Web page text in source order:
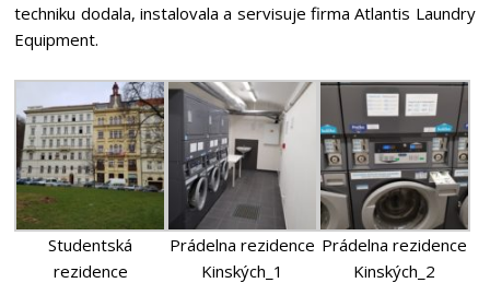
techniku dodala, instalovala a servisuje firma Atlantis Laundry
Equipment.
Studentská
rezidence
Prádelna rezidence
Kinských_1
Prádelna rezidence
Kinských_2